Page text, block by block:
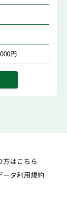
円
方はこちら
ータ利用規約